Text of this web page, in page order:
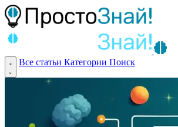
Все статьи Категории Поиск